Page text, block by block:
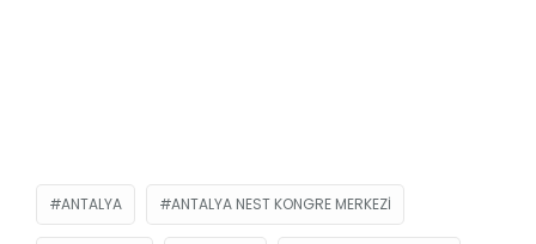
ANTALYA ANTALYA NEST KONGRE MERKEZI